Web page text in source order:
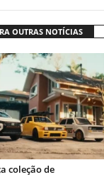
OUTRAS NOTÍCIAS
coleção de